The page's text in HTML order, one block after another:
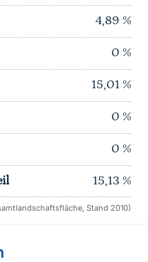
4,89 %
0 %
15,01 %
0 %
0 %
15,13 %
Stand 2010)